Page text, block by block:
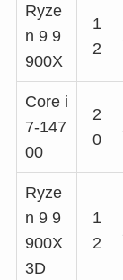
Ryze
n 9 9
900X
1
2
Core i
7-147
00
2
0
Ryze
n 9 9
900X
3D
1
2